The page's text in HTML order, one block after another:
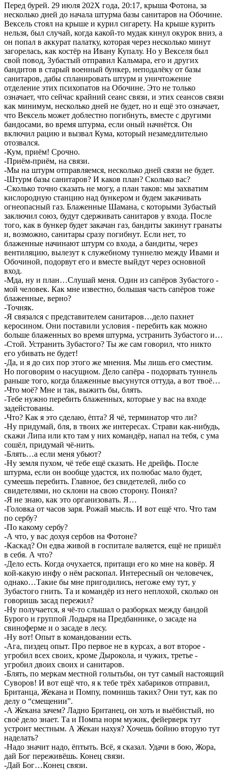
Перед бурей. 29 июля 202Х года, 20:17, крыша Фотона, за
несколько дней до начала штурма базы санитаров на Обочине.
Вексель стоял на крыше и курил сигарету. На крыше курить
нельзя, был случай, когда какой-то мудак кинул окурок вниз, а
он попал в аккурат палатку, которая через несколько минут
загорелась, как костёр на Ивану Купалу. Но у Векселя был
свой повод, Зубастый отправил Кальмара, его и других
бандитов в старый военный бункер, неподалёку от базы
санитаров, дабы спланировать штурм и уничтожение
отделение этих психопатов на Обочине. Это не только
означает, что сейчас крайний сеанс связи, и этих сеансов связи
как минимум, несколько дней не будет, но и ещё это означает,
что Вексель может доблестно погибнуть, вместе с другими
бандосами, во время штурма, если оный начнётся. Он
включил рацию и вызвал Кума, который незамедлительно
отозвался.
-Кум, приём! Срочно.
-Приём-приём, на связи.
-Мы на штурм отправляемся, несколько дней связи не будет.
-Штурм базы санитаров? И каков план? Сколько вас?
-Сколько точно сказать не могу, а план таков: мы захватим
кислородную станцию над бункером и будем закачивать
огнеопасный газ. Блаженные Шамана, с которыми Зубастый
заключил союз, будут сдерживать санитаров у входа. После
того, как в бункер будет закачан газ, бандиты закинут гранаты
и, возможно, санитары сразу погибнут. Если нет, то
блаженные начинают штурм со входа, а бандиты, через
вентиляцию, вылезут к служебному туннелю между Ивами и
Обочиной, подорвут его и вместе выйдут через основной
вход.
-Мда, ну и план…Слушай меня. Один из сапёров Зубастого -
мой человек. Как мне известно, большая часть сапёров тоже
блаженные, верно?
-Точняк.
-Я связался с представителем санитаров…дело пахнет
керосином. Они поставили условия - перебить как можно
больше блаженных во время штурма, устранить Зубастого и…
-Стой. Устранить Зубастого? Ты же сам говорил, что никто
его убивать не будет!
-Да, и я до сих пор этого же мнения. Мы лишь его сместим.
Но поговорим о насущном. Дело сапёра - подорвать туннель
раньше того, когда блаженные высунутся оттуда, а вот твоё…
-Что моё? Мне и так, выжить бы, блять.
-Тебе нужно перебить блаженных, которые у вас на входе
задейстованы.
-Что? Как я это сделаю, ёпта? Я чё, терминатор что ли?
-Ну придумай, бля, в твоих же интересах. Страви как-нибудь,
скажи Липа или кто там у них командёр, напал на тебя, с ума
сошёл, придумай чё-нить.
-Блять…а если меня убьют?
-Ну земля пухом, чё тебе ещё сказать. Не дрейфь. После
штурма, если он вообще удастся, их полюбас мало будет,
сумеешь перебить. Главное, без свидетелей, либо со
свидетелями, но склони на свою сторону. Понял?
-Я не знаю, как это организовать. Я…
-Головка от часов заря. Рожай мысль. И вот ещё что. Что там
по сербу?
-По какому сербу?
-А что, у вас дохуя сербов на Фотоне?
-Каскад? Он едва живой в госпитале валяется, ещё не пришёл
в себя. А что?
-Дело есть. Когда очухается, притащи его ко мне на ковёр. Я
кой-какую инфу о нём раскопал. Интересный он человечек,
однако…Такие бы мне пригодились, негоже ему тут, у
Зубастого гнить. Та и командёр из него неплохой, сколько он
говоришь засад пережил?
-Ну получается, я чё-то слышал о разборках между бандой
Бурого и группой Лодыря на Предбаннике, о засаде на
свиноферме и о засаде в лесу.
-Ну вот! Опыт в командовании есть.
-Ага, пиздец опыт. Про первое не в курсах, а вот второе -
угробил всех своих, кроме Дырокола, и чужих, третье -
угробил двоих своих и санитаров.
-Блять, по меркам местной голытьбы, он тут самый настоящий
Суворов! И вот ещё что, я к тебе трёх хабариков отправил,
Британца, Жекана и Помпу, помнишь таких? Они тут, как по
делу о “смещении”.
-А Жекана зачем? Ладно Британец, он хоть и выёбистый, но
своё дело знает. Та и Помпа норм мужик, фейерверк тут
устроит местным. А Жекан нахуя? Хочешь бойню вторую тут
наделать?
-Надо значит надо, ёптыть. Всё, я сказал. Удачи в бою, Жора,
дай Бог переживёшь. Конец связи.
-Дай Бог…Конец связи.